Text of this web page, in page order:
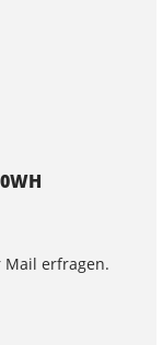
Mail erfragen.